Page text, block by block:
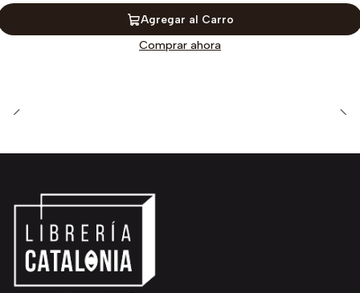
Agregar al Carro
Comprar ahora